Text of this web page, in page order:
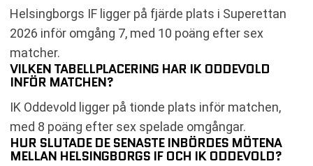
Helsingborgs IF ligger på fjärde plats i Superettan
2026 inför omgång 7, med 10 poäng efter sex
matcher.
VILKEN TABELLPLACERING HAR IK ODDEVOLD
INFÖR MATCHEN?
IK Oddevold ligger på tionde plats inför matchen,
med 8 poäng efter sex spelade omgångar.
HUR SLUTADE DE SENASTE INBÖRDES MÖTENA
MELLAN HELSINGBORGS IF OCH IK ODDEVOLD?